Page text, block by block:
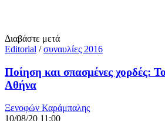
Διαβάστε μετά
Editorial /συναυλίες 2016
Ποίηση και σπασμένες χορδές:
Αθήνα
Ξενοφών Καράμπαλης
10/08/20 11:00